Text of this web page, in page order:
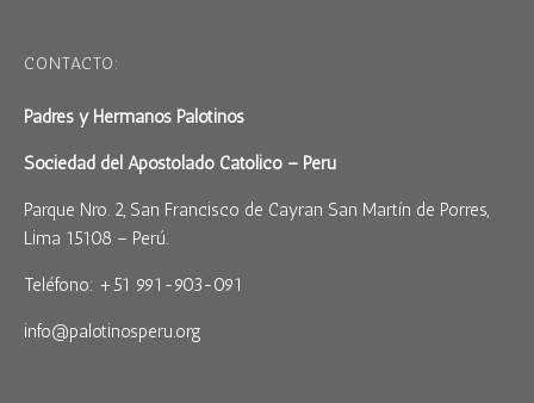
CONTACTO:
Padres y Hermanos Palotinos
Sociedad del Apostolado Católico – Perú
Parque Nro. 2, San Francisco de Cayran San Martín de Porres,
Lima 15108 – Perú.
Teléfono: +51 991-903-091
info@palotinosperu.org